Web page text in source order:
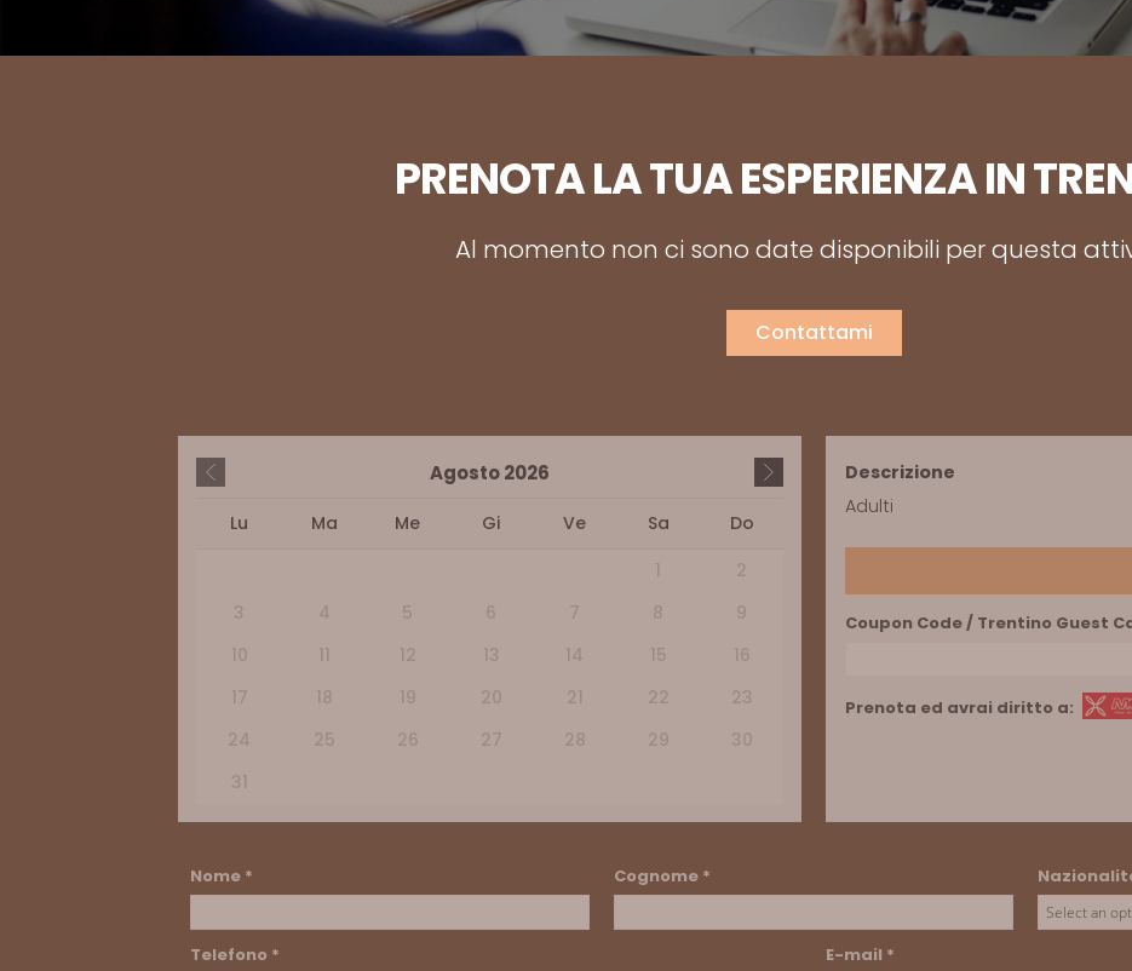
PRENOTA LA TUA ESPERIENZA IN
Al momento non ci sono date disponibili per questa
Contattami
Agosto2026
Lu Ma Me Gi Ve Sa
Do
1
2
3
4 5 6 7 8
9
10
11 12 13 14 15
16
17
18 19 20 21 22
23
24
25 26 27 28 29
30
31
Descrizione
Adulti
Coupon Code / Trentino Guest
Prenota ed avrai diritto a:
Nome * Cognome *
Telefono * E-mail *